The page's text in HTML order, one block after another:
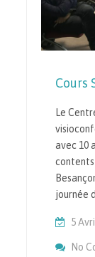
Cours
Le
avec 10
contents
journée
5
No